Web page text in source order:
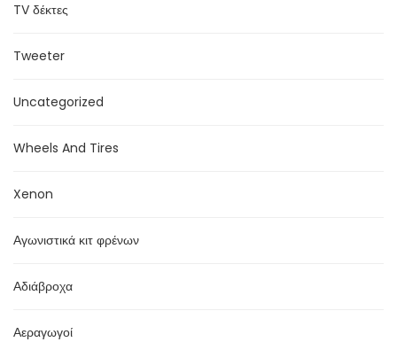
TV δέκτες
Tweeter
Uncategorized
Wheels And Tires
Xenon
Αγωνιστικά κιτ φρένων
Αδιάβροχα
Αεραγωγοί